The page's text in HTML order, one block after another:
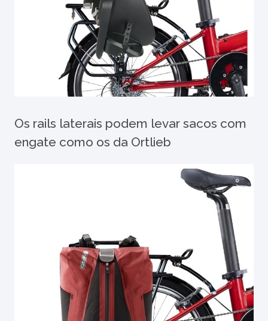
Os rails laterais podem levar sacos com
engate como os da Ortlieb